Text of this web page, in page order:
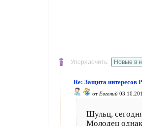
Упорядочить:
Re: Защита интересов
от Евгений
Шульц,
Молодец